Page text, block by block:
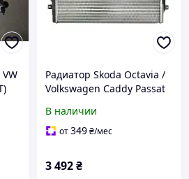
Радиатор Skoda Octavia /
Volkswagen Caddy Passat
В наличии
от349₴/мес
3 492₴